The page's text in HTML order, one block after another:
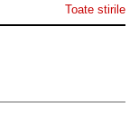
Toate stirile